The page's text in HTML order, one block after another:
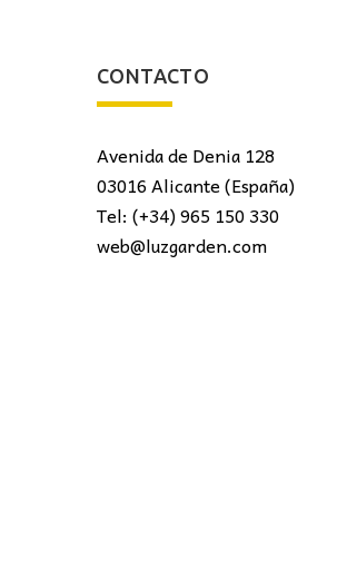
CONTACTO
Avenida de Denia 128
03016 Alicante (España)
Tel: (+34) 965 150 330
web@luzgarden.com